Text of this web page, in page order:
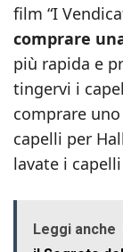
film “I
comprare
più rapida e
tingervi i
comprare
capelli per
lavate i
Leggi anche